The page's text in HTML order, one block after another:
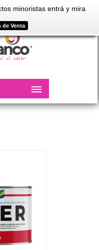
minoristas entrá y mira
de Venta